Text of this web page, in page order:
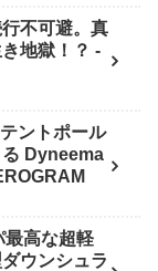
ｷﾞｱ紹介★バ
不可避。真
地獄！？ -
ントポール
る Dyneema
最高な超軽
ウンシュラ